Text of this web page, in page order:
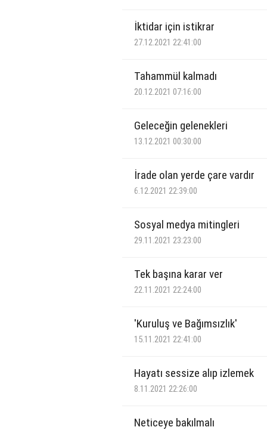
İktidar için istikrar
27.12.2021 22:41:00
Tahammül kalmadı
20.12.2021 07:16:00
Geleceğin gelenekleri
13.12.2021 00:30:00
İrade olan yerde çare vardır
6.12.2021 22:39:00
Sosyal medya mitingleri
29.11.2021 23:23:00
Tek başına karar ver
22.11.2021 22:24:00
'Kuruluş ve Bağımsızlık'
15.11.2021 22:41:00
Hayatı sessize alıp izlemek
8.11.2021 22:26:00
Neticeye bakılmalı